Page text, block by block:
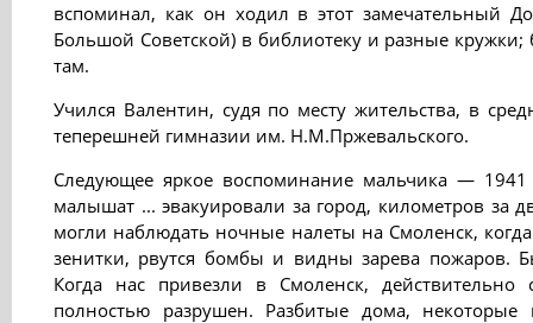
вспоминал, как он ходил в этот замечательный
Большой Советской) в библиотеку и разные кружки;
там.
Учился Валентин, судя по месту жительства, в
теперешней гимназии им. Н.М.Пржевальского.
Следующее яркое воспоминание мальчика —
малышат ... эвакуировали за город, километров за
могли наблюдать ночные налеты на Смоленск,
зенитки, рвутся бомбы и видны зарева пожаров.
Когда нас привезли в Смоленск,
полностью разрушен. Разбитые дома, некоторые